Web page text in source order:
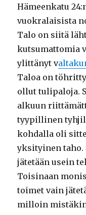
Hämeenkatu
vuokralaisista
Talo on siitä
kutsumattomia
ylittänyt v
Taloa on
ollut tulipaloja.
alkuun
tyypillinen
kohdalla oli
yksityinen taho.
jätetään usein
Toisinaan
toimet vain
milloin mistäkin